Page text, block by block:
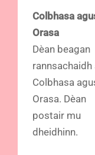
Colbhasa
Orasa
Dèan beagan
rannsachaidh
Colbhasa
Orasa. Dèan
postair mu
dheidhinn.